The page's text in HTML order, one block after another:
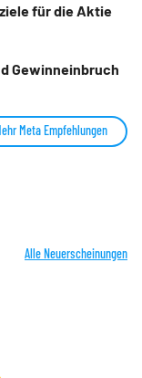
für die Aktie
Gewinneinbruch
Meta Empfehlungen
Alle Neuerscheinungen